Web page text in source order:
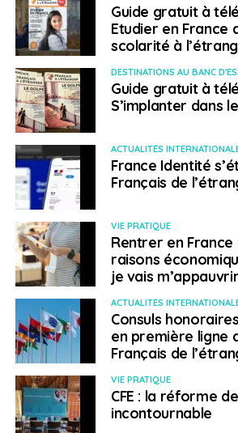
Centre de
en langue
Plusieurs fois par an,Fransk
l’Institut français de Norvège et
internationale, les examens
dont les motivations sont
déménagement, nationalité)
l’équipe du centre les prépare aux
en confiance le jour-j. Le centre
un certificat officiel de niveau de
comme le DELF, pour de multiples
administratives.
De l’examen au voyage en France, il
que des étudiants franchissent
réseau de partenaires. Fransk
les locaux avec des écoles établies
linguistiques dans des villes de
participent aux célèbrescafés
une fois par mois, on croise
Guide gratuit à
Etudier en France
scolarité à
DESTINATIONS AU BANC
Guide gratuit à
S’implanter dans
ACTUALITÉS
France Identité
Français de
VIE PRATIQUE
Rentrer en France
raisons
je vais
ACTUALITÉS
Consuls
en première ligne
Français de
VIE PRATIQUE
CFE : la réforme
incontournable